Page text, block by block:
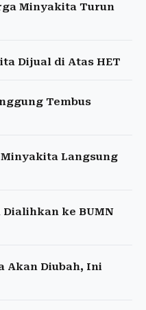
Minyakita Turun
Dijual di Atas HET
Tembus
Minyakita Langsung
ke BUMN
Akan Diubah, Ini